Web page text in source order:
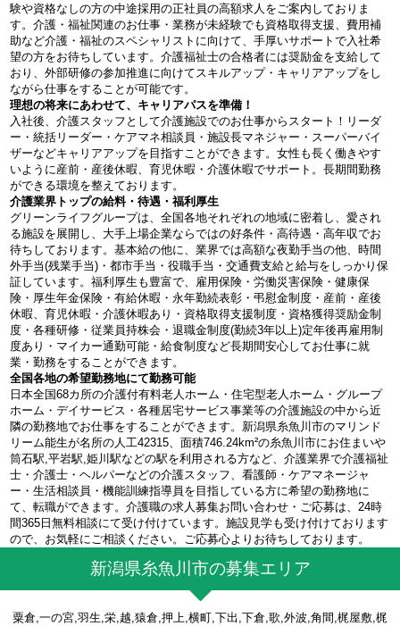
験や資格なしの方の中途採用の正社員の高額求人をご案内しておりま
す。介護・福祉関連のお仕事・業務が未経験でも資格取得支援、費用補
助など介護・福祉のスペシャリストに向けて、手厚いサポートで入社希
望の方をお待ちしています。介護福祉士の合格者には奨励金を支給して
おり、外部研修の参加推進に向けてスキルアップ・キャリアアップをし
ながら仕事をすることが可能です。
理想の将来にあわせて、キャリアパスを準備！
入社後、介護スタッフとして介護施設でのお仕事からスタート！リーダ
ー・統括リーダー・ケアマネ相談員・施設長マネジャー・スーパーバイ
ザーなどキャリアアップを目指すことができます。女性も長く働きやす
いように産前・産後休暇、育児休暇・介護休暇でサポート。長期間勤務
ができる環境を整えております。
介護業界トップの給料・待遇・福利厚生
グリーンライフグループは、全国各地それぞれの地域に密着し、愛され
る施設を展開し、大手上場企業ならではの好条件・高待遇・高年収でお
待ちしております。基本給の他に、業界では高額な夜勤手当の他、時間
外手当(残業手当)・都市手当・役職手当・交通費支給と給与をしっかり保
証しています。福利厚生も豊富で、雇用保険・労働災害保険・健康保
険・厚生年金保険・有給休暇・永年勤続表彰・弔慰金制度・産前・産後
休暇、育児休暇・介護休暇あり・資格取得支援制度・資格獲得奨励金制
度・各種研修・従業員持株会・退職金制度(勤続3年以上)定年後再雇用制
度あり・マイカー通勤可能・給食制度など長期間安心してお仕事に就
業・勤務をすることができます。
全国各地の希望勤務地にて勤務可能
日本全国68カ所の介護付有料老人ホーム・住宅型老人ホーム・グループ
ホーム・デイサービス・各種居宅サービス事業等の介護施設の中から近
隣の勤務地でお仕事をすることができます。新潟県糸魚川市のマリンド
リーム能生が名所の人工42315、面積746.24km²の糸魚川市にお住まいや
筒石駅,平岩駅,姫川駅などの駅を利用される方など、介護業界で介護福祉
士・介護士・ヘルパーなどの介護スタッフ、看護師・ケアマネージャ
ー・生活相談員・機能訓練指導員を目指している方に希望の勤務地に
て、転職ができます。介護職の求人募集お問い合わせ・ご応募は、24時
間365日無料相談にて受け付けています。施設見学も受け付けております
ので、お気軽にご相談ください。ご応募心よりお待ちしております。
新潟県糸魚川市の募集エリア
粟倉,一の宮,羽生,栄,越,猿倉,押上,横町,下出,下倉,歌,外波,角間,梶屋敷,梶